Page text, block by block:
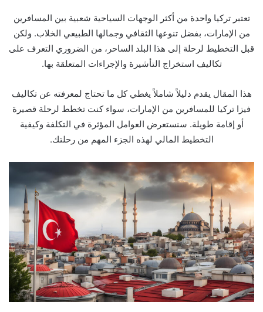
تعتبر تركيا واحدة من أكثر الوجهات السياحية شعبية بين المسافرين
من الإمارات، بفضل تنوعها الثقافي وجمالها الطبيعي الخلاب. ولكن
قبل التخطيط لرحلة إلى هذا البلد الساحر، من الضروري التعرف على
تكاليف استخراج التأشيرة والإجراءات المتعلقة بها.
هذا المقال يقدم دليلاً شاملاً يغطي كل ما تحتاج لمعرفته عن تكاليف
فيزا تركيا للمسافرين من الإمارات، سواء كنت تخطط لرحلة قصيرة
أو إقامة طويلة. سنستعرض العوامل المؤثرة في التكلفة وكيفية
التخطيط المالي لهذه الجزء المهم من رحلتك.